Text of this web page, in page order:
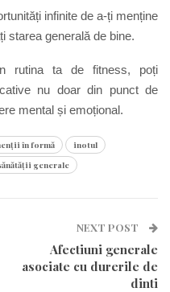
infinite de a-ți menține
starea generală de bine.
rutina ta de fitness, poți
nu doar din punct de
mental și emoțional.
în formă
inotul
generale
NEXT POST
Afectiuni generale
asociate cu durerile de
dinti